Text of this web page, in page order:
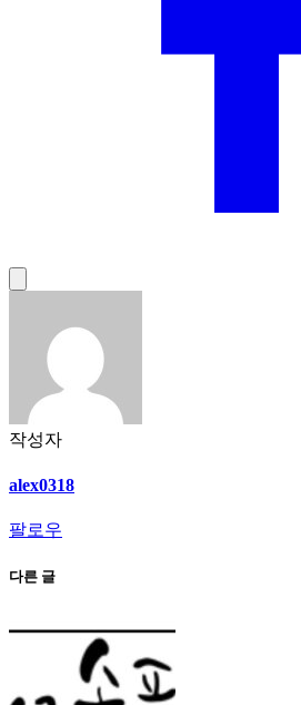
작성자
alex0318
팔로우
다른 글